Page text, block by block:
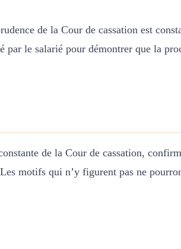
de la Cour de cassation est
le salarié pour démontrer que la
de la Cour de cassation,
motifs qui n’y figurent pas ne